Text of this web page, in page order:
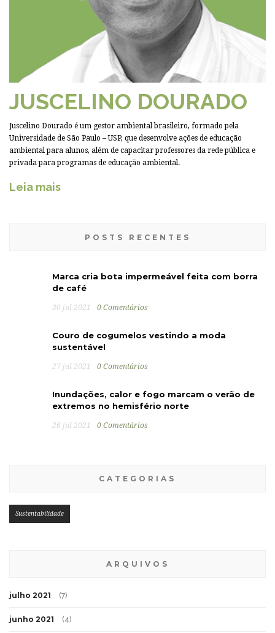
JUSCELINO DOURADO
Juscelino Dourado é um gestor ambiental brasileiro, formado pela
Universidade de São Paulo – USP, que desenvolve ações de educação
ambiental para alunos, além de capacitar professores da rede pública e
privada para programas de educação ambiental.
Leia mais
POSTS RECENTES
Marca cria bota impermeável feita com borra
de café
30 jul 2021 0 Comentários
Couro de cogumelos vestindo a moda
sustentável
27 jul 2021 0 Comentários
Inundações, calor e fogo marcam o verão de
extremos no hemisfério norte
26 jul 2021 0 Comentários
CATEGORIAS
Sustentabilidade
ARQUIVOS
julho 2021 (7)
junho 2021 (4)